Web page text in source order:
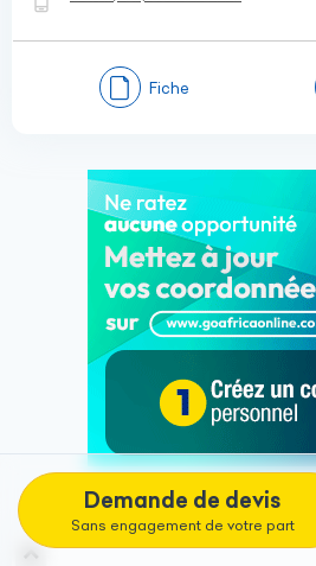
Demande de devis
Sans engagement de votre part
Fiche